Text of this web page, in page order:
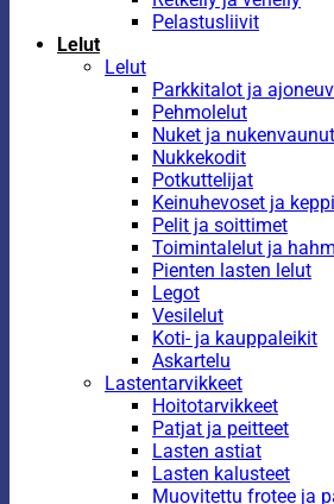
Pelastusliivit
Lelut
Lelut
Parkkitalot ja
Pehmolelut
Nuket ja nukenvaunut
Nukkekodit
Potkuttelijat
Keinuhevoset ja
Pelit ja soittimet
Toimintalelut ja
Pienten lasten lelut
Legot
Vesilelut
Koti- ja kauppaleikit
Askartelu
Lastentarvikkeet
Hoitotarvikkeet
Patjat ja peitteet
Lasten astiat
Lasten kalusteet
Muovitettu frotee ja